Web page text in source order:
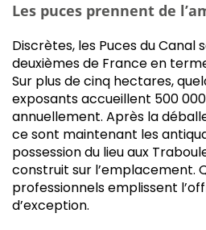
Les puces prennent de
Discrètes, les Puces du Canal
deuxièmes de France en
Sur plus de cinq hectares,
exposants accueillent 500
annuellement. Après la
ce sont maintenant les
possession du lieu aux
construit sur l’emplacement.
professionnels emplissent
d’exception.